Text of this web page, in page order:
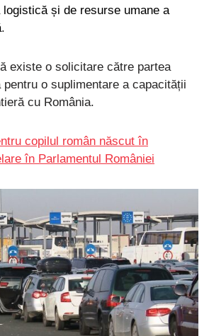
logistică și de resurse umane a
.
existe o solicitare către partea
pentru o suplimentare a capacității
cu România.
copilul român născut în
în Parlamentul României